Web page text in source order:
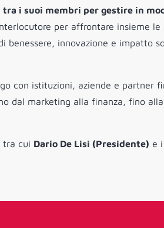
i suoi membri per gestire in
per affrontare insieme le
innovazione e impatto
con istituzioni, aziende e partner
dal marketing alla finanza, fino
tra cui Dario De Lisi (Presidente) e